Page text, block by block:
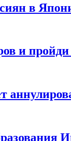
в
и